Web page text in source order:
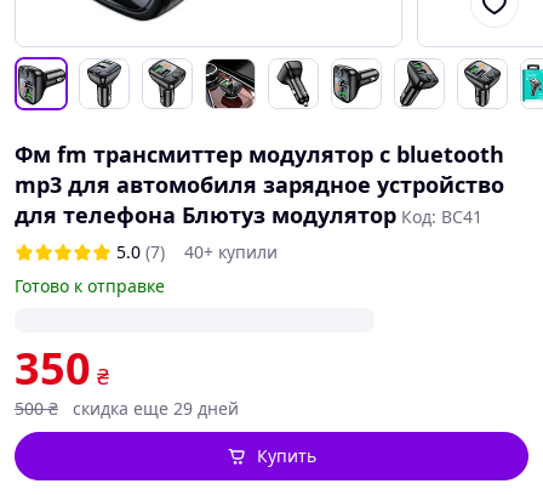
Фм fm трансмиттер модулятор с bluetooth
mp3 для автомобиля зарядное устройство
для телефона Блютуз модулятор Код: BC41
5.0 (7)
40+ купили
Готово к отправке
350 ₴
500 ₴ скидка еще 29 дней
Купить